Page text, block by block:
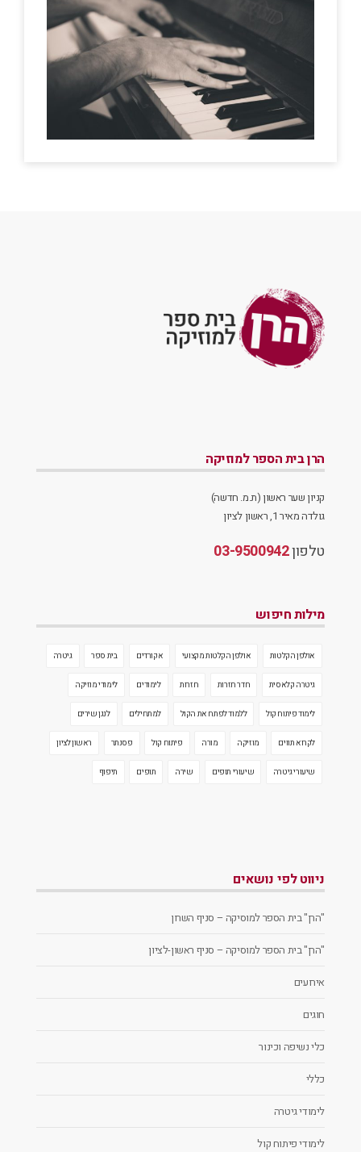
הרן בית הספר למוזיקה
קניון שער ראשון (ת.מ. חדשה)
גולדה מאיר 1, ראשון לציון
טלפון03-9500942
מילות חיפוש
אולפן הקלטות אולפן הקלטות מקצועי אקורדים בית ספר גיטרה
גיטרה קלאסית חדר חזרות חזרות לימודים לימודי מוזיקה
לימוד פיתוח קול ללמוד לפתח את הקול למתחילים לנגן שירים
לקרוא תווים מוזיקה מורה פיתוח קול פסנתר ראשון לציון
שיעורי גיטרה שיעורי תופים שירה תופים תיפוף
ניווט לפי נושאים
"הרן" בית הספר למוסיקה – סניף השרון
"הרן" בית הספר למוסיקה – סניף ראשון-לציון
אירועים
חוגים
כלי נשיפה וכינור
כללי
לימודי גיטרה
לימודי פיתוח קול